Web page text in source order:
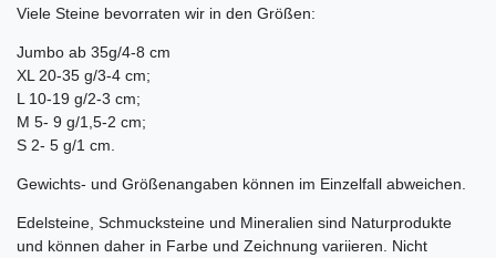
Viele Steine bevorraten wir in den Größen:
Jumbo ab 35g/4-8 cm
XL 20-35 g/3-4 cm;
L 10-19 g/2-3 cm;
M 5- 9 g/1,5-2 cm;
S 2- 5 g/1 cm.
Gewichts- und Größenangaben können im Einzelfall abweichen.
Edelsteine, Schmucksteine und Mineralien sind Naturprodukte
und können daher in Farbe und Zeichnung variieren. Nicht